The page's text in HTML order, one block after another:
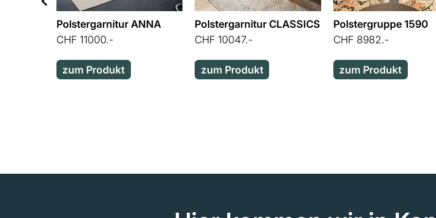
Polstergarnitur ANNA
CHF 11000.-
zum Produkt
Polstergarnitur CLASSICS
CHF 10047.-
zum Produkt
Polstergruppe 1590
CHF 8982.-
zum Produkt